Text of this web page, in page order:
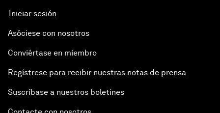
Iniciar sesión
Asóciese con nosotros
Conviértase en miembro
Regístrese para recibir nuestras notas de prensa
Suscríbase a nuestros boletines